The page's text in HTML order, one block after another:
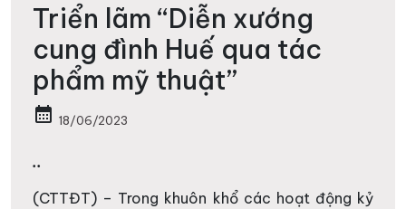
Triển lãm “Diễn xướng
cung đình Huế qua tác
phẩm mỹ thuật”
calendar_month 18/06/2023
..
(CTTĐT) – Trong khuôn khổ các hoạt động kỷ